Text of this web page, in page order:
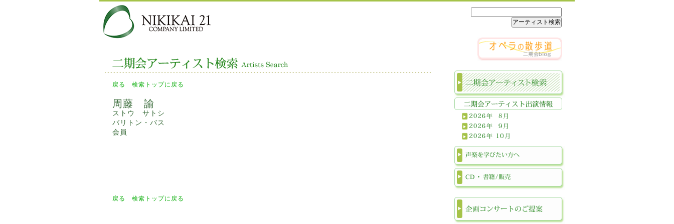
戻る 検索トップに戻る
周藤 諭
ストウ サトシ
バリトン・バス
会員
戻る 検索トップに戻る